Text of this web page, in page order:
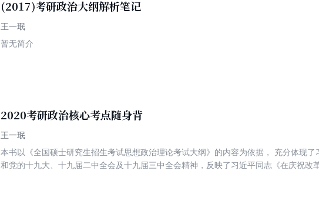
(2017)考研政治大纲解析笔记
王一珉
暂无简介
2020考研政治核心考点随身背
王一珉
本书以《全国硕士研究生招生考试思想政治理论考试大纲》的内容为依据， 充分体现
和党的十九大、十九届二中全会及十九届三中全会精神，反映了习近平同志《在庆祝改